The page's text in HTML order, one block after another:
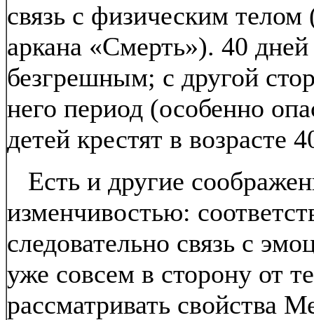
связь с физическим
аркана «Смерть»). 40
безгрешным; с другой
него период (особенно
детей крестят в возрасте
Есть и другие
изменчивостью:
следовательно связь с
уже совсем в сторону от
рассматривать свойства